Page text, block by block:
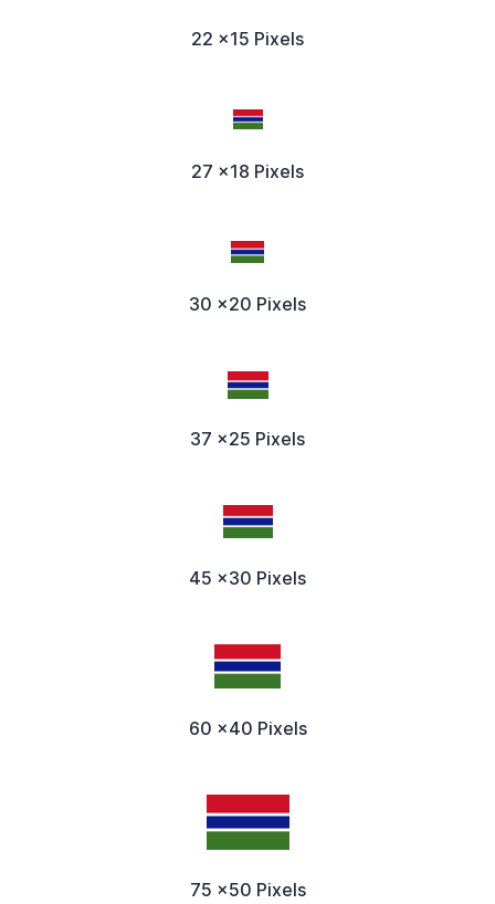
22 x15 Pixels
27 x18 Pixels
30 x20 Pixels
37 x25 Pixels
45 x30 Pixels
60 x40 Pixels
75 x50 Pixels